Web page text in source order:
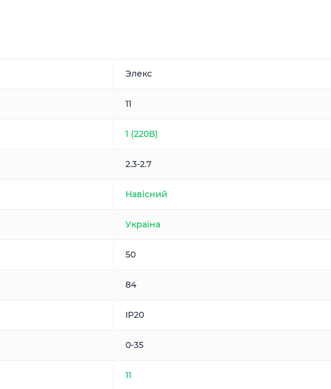
Элекс
11
1 (220В)
2.3-2.7
Навісний
Україна
50
84
IP20
0-35
11